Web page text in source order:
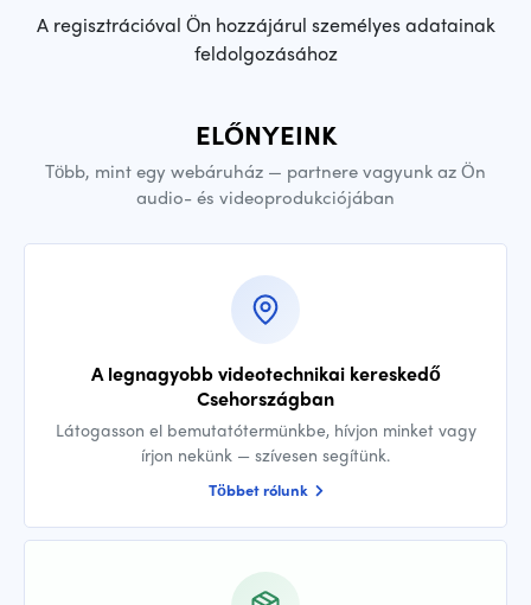
A regisztrációval Ön hozzájárul személyes adatainak
feldolgozásához
ELŐNYEINK
Több, mint egy webáruház — partnere vagyunk az Ön
audio- és videoprodukciójában
A legnagyobb videotechnikai kereskedő
Csehországban
Látogasson el bemutatótermünkbe, hívjon minket vagy
írjon nekünk — szívesen segítünk.
Többet rólunk